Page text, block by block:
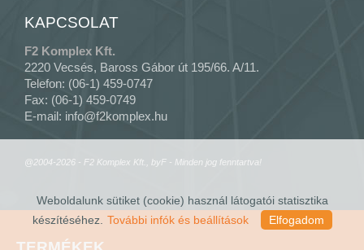
Weboldalunk sütiket (cookie) használ látogatói statisztika
készítéséhez. További infók és beállítások Elfogadom
KAPCSOLAT
F2 Komplex Kft.
2220 Vecsés, Baross Gábor út 195/66. A/11.
Telefon: (06-1) 459-0747
Fax: (06-1) 459-0749
E-mail: info@f2komplex.hu
@2004-2026 - F2 Komplex Kft., byF - Minden jog fenntartva!